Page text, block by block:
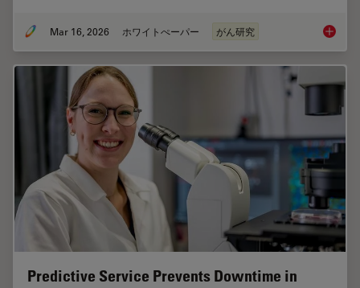
Mar 16, 2026 ホワイトぺーパー がん研究
Predictive Service Prevents Downtime in